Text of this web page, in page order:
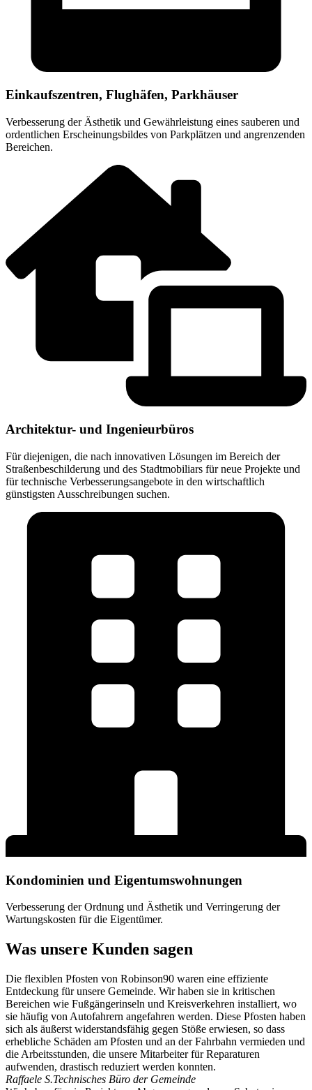
Einkaufszentren, Flughäfen, Parkhäuser
Verbesserung der Ästhetik und Gewährleistung eines sauberen und
ordentlichen Erscheinungsbildes von Parkplätzen und angrenzenden
Bereichen.
Architektur- und Ingenieurbüros
Für diejenigen, die nach innovativen Lösungen im Bereich der
Straßenbeschilderung und des Stadtmobiliars für neue Projekte und
für technische Verbesserungsangebote in den wirtschaftlich
günstigsten Ausschreibungen suchen.
Kondominien und Eigentumswohnungen
Verbesserung der Ordnung und Ästhetik und Verringerung der
Wartungskosten für die Eigentümer.
Was unsere Kunden sagen
Die flexiblen Pfosten von Robinson90 waren eine effiziente
Entdeckung für unsere Gemeinde. Wir haben sie in kritischen
Bereichen wie Fußgängerinseln und Kreisverkehren installiert, wo
sie häufig von Autofahrern angefahren werden. Diese Pfosten haben
sich als äußerst widerstandsfähig gegen Stöße erwiesen, so dass
erhebliche Schäden am Pfosten und an der Fahrbahn vermieden und
die Arbeitsstunden, die unsere Mitarbeiter für Reparaturen
aufwenden, drastisch reduziert werden konnten.
Raffaele S.Technisches Büro der Gemeinde